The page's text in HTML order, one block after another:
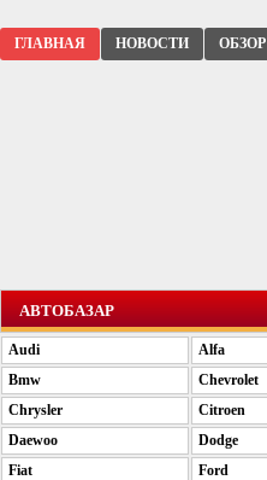
ГЛАВНАЯ НОВОСТИ ОБЗОР
АВТОБАЗАР
Audi
Alfa
Bmw
Chevrolet
Chrysler
Citroen
Daewoo
Dodge
Fiat
Ford